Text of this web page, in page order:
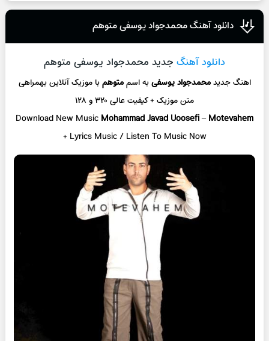
دانلود آهنگ محمدجواد یوسفی متوهم
دانلود آهنگ جدید محمدجواد یوسفی متوهم
اهنگ جدیدمحمدجواد یوسفیبه اسممتوهمبا موزیک آنلاینبهمراهی
متن موزیک + کیفیت عالی ۳۲۰ و ۱۲۸
Download New Music Mohammad Javad Uoosefi– Motevahem
+ Lyrics Music / Listen To Music Now